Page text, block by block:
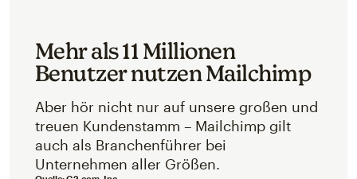
Mehr als 11 Millionen
Benutzer nutzen Mailchimp
Aber hör nicht nur auf unsere großen und
treuen Kundenstamm – Mailchimp gilt
auch als Branchenführer bei
Unternehmen aller Größen.